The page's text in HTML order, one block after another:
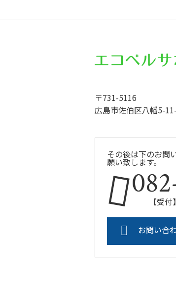
〒731-5116
広島市佐伯区八幡5-
その後は下のお問
願い致します。
【受
お問い合